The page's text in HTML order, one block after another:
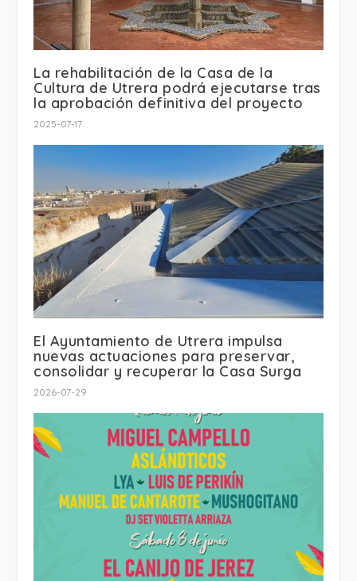
La rehabilitación de la Casa de la
Cultura de Utrera podrá ejecutarse tras
la aprobación definitiva del proyecto
2025-07-17
El Ayuntamiento de Utrera impulsa
nuevas actuaciones para preservar,
consolidar y recuperar la Casa Surga
2026-07-29